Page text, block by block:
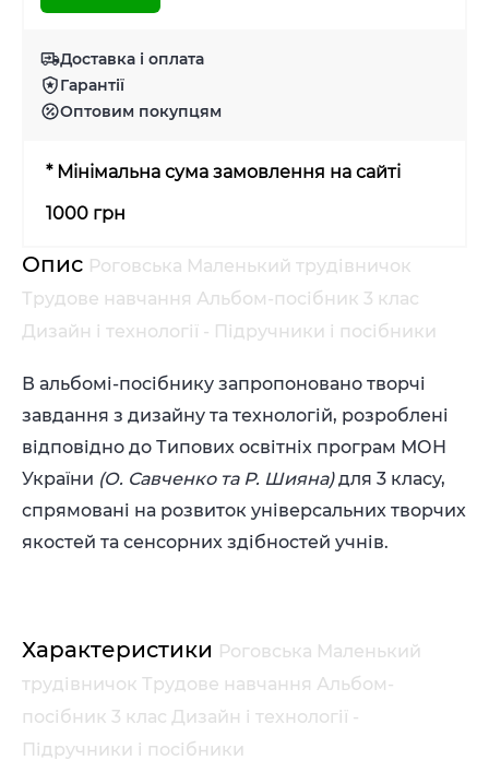
Доставка і оплата
Гарантії
Оптовим покупцям
* Мінімальна сума замовлення на сайті
1000 грн
Опис Роговська Маленький трудівничок
Трудове навчання Альбом-посібник 3 клас
Дизайн і технології - Підручники і посібники
В альбомі-посібнику запропоновано творчі
завдання з дизайну та технологій, розроблені
відповідно до Типових освітніх програм МОН
України (О. Савченко та Р. Шияна)для 3 класу,
спрямовані на розвиток універсальних творчих
якостей та сенсорних здібностей учнів.
Характеристики Роговська Маленький
трудівничок Трудове навчання Альбом-
посібник 3 клас Дизайн і технології -
Підручники і посібники